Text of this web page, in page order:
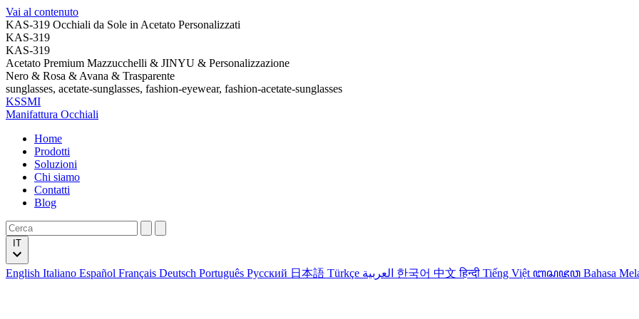
Vai al contenuto
KAS-319 Occhiali da Sole in Acetato Personalizzati
KAS-319
KAS-319
Acetato Premium Mazzucchelli & JINYU & Personalizzazione
Nero & Rosa & Avana & Trasparente
sunglasses, acetate-sunglasses, fashion-eyewear, fashion-acetate-sunglasses
KSSMI
Manifattura Occhiali
Home
Prodotti
Soluzioni
Chi siamo
Contatti
Blog
English Italiano Español Français Deutsch Português Русский 日本語 Türkçe 한국어 中文हिन्दी Tiếng Việt ꦧꦱꦗꦮ Bahasa